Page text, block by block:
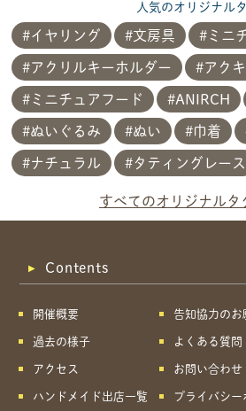
人気のオリジナル
イヤリング 文房具 ミニ
アクリルキーホルダー アク
ミニチュアフード ANIRCH
ぬいぐるみ ぬい 巾着
ナチュラル タティングレース
すべてのオリジナルタ
共有方法を選択
Contents
開催概要
過去の様子
アクセス
ハンドメイド出店一覧
告知協力のお
よくある質問
お問い合わせ
プライバシー